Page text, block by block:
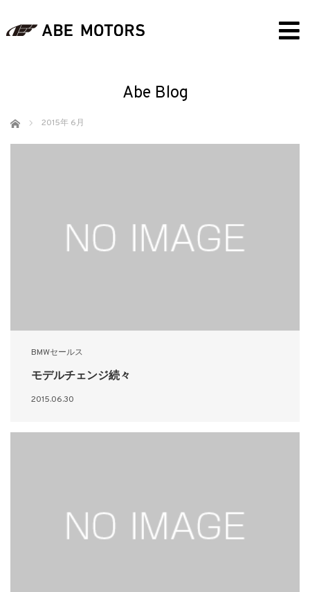
Abe Blog
ホーム 2015年 6月
BMWセールス
モデルチェンジ続々
2015.06.30